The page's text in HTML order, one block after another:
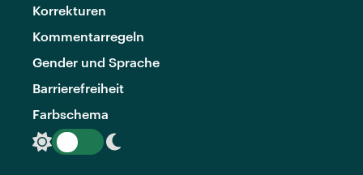
Korrekturen
Kommentarregeln
Gender und Sprache
Barrierefreiheit
Farbschema